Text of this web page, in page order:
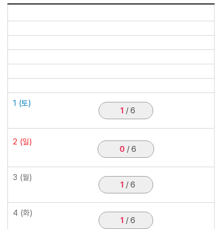
1 (토)
1 / 6
2 (일)
0 / 6
3 (월)
1 / 6
4 (화)
1 / 6